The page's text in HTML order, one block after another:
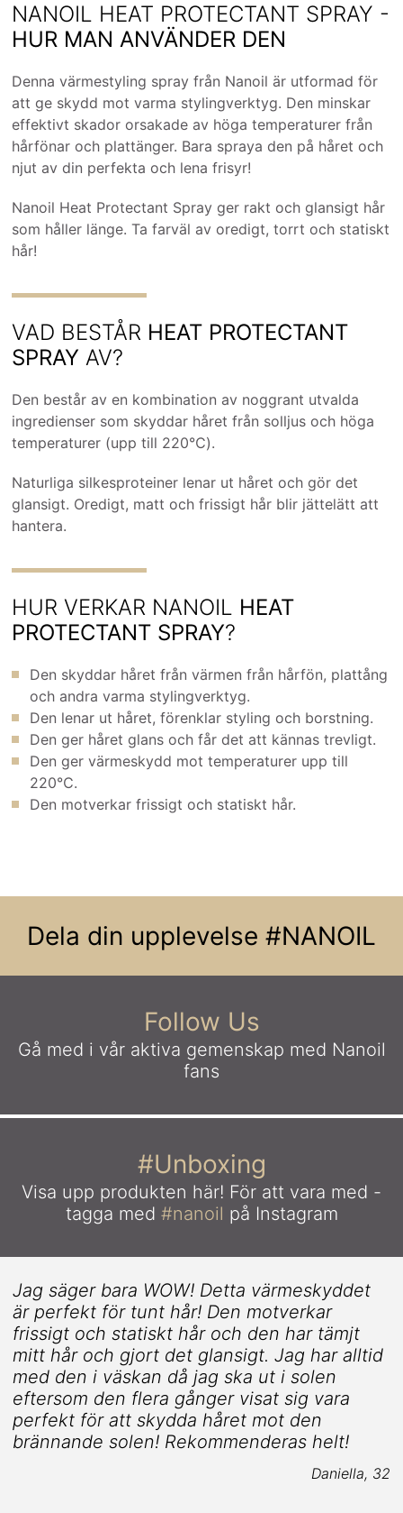
NANOIL HEAT PROTECTANT SPRAY -
HUR MAN ANVÄNDER DEN
Denna värmestyling spray från Nanoil är utformad för
att ge skydd mot varma stylingverktyg. Den minskar
effektivt skador orsakade av höga temperaturer från
hårfönar och plattänger. Bara spraya den på håret och
njut av din perfekta och lena frisyr!
Nanoil Heat Protectant Spray ger rakt och glansigt hår
som håller länge. Ta farväl av oredigt, torrt och statiskt
hår!
VAD BESTÅR HEAT PROTECTANT
SPRAY AV?
Den består av en kombination av noggrant utvalda
ingredienser som skyddar håret från solljus och höga
temperaturer (upp till 220℃).
Naturliga silkesproteiner lenar ut håret och gör det
glansigt. Oredigt, matt och frissigt hår blir jättelätt att
hantera.
HUR VERKAR NANOIL HEAT
PROTECTANT SPRAY?
Den skyddar håret från värmen från hårfön, plattång
och andra varma stylingverktyg.
Den lenar ut håret, förenklar styling och borstning.
Den ger håret glans och får det att kännas trevligt.
Den ger värmeskydd mot temperaturer upp till
220℃.
Den motverkar frissigt och statiskt hår.
Dela din upplevelse #NANOIL
Follow Us
Gå med i vår aktiva gemenskap med Nanoil
fans
#Unboxing
Visa upp produkten här! För att vara med -
tagga med #nanoil på Instagram
Jag säger bara WOW! Detta värmeskyddet
är perfekt för tunt hår! Den motverkar
frissigt och statiskt hår och den har tämjt
mitt hår och gjort det glansigt. Jag har alltid
med den i väskan då jag ska ut i solen
eftersom den flera gånger visat sig vara
perfekt för att skydda håret mot den
brännande solen! Rekommenderas helt!
Daniella, 32